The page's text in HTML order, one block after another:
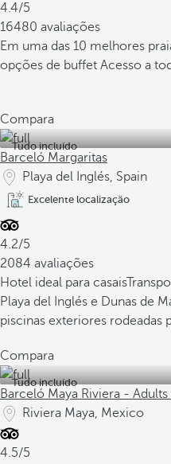
4.4/5
16480 avaliações
Em uma das 10 melhores
opções de buffet Acesso a
Compara
Tudo incluído
Barceló Margaritas
Playa del Inglés, Spain
Excelente localização
4.2/5
2084 avaliações
Hotel ideal para casais
Playa del Inglés e Dunas de
piscinas exteriores rodeadas
Compara
Tudo incluído
Barceló Maya Riviera -
Riviera Maya, Mexico
4.5/5